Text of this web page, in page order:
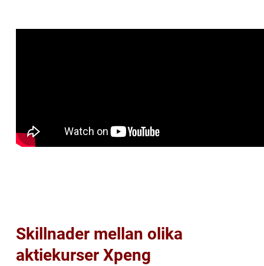
Skillnader mellan olika
aktiekurser Xpeng